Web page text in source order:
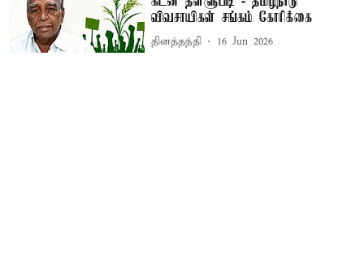
விவசாயிகள் சங்கம் கோரிக்கை
தினத்தந்தி 16 Jun 2026